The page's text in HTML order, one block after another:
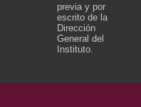
previa y por
escrito de la
Dirección
General del
Instituto.